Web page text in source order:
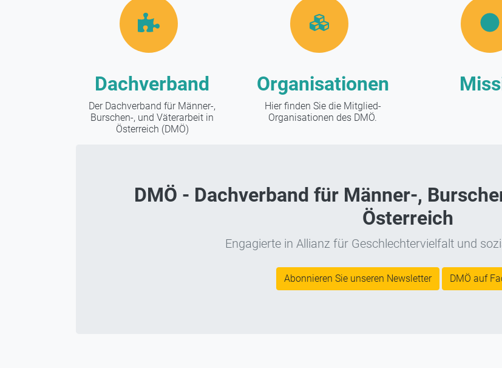
Dachverband
Der Dachverband für Männer-,
Burschen-, und Väterarbeit in
Österreich (DMÖ)
Organisationen
Hier finden Sie die Mitglied-
Organisationen des DMÖ.
DMÖ - Dachverband für Männer-,
Österreich
Engagierte in Allianz für Geschlechtervielfalt und
Abonnieren Sie unseren Newsletter DMÖ auf